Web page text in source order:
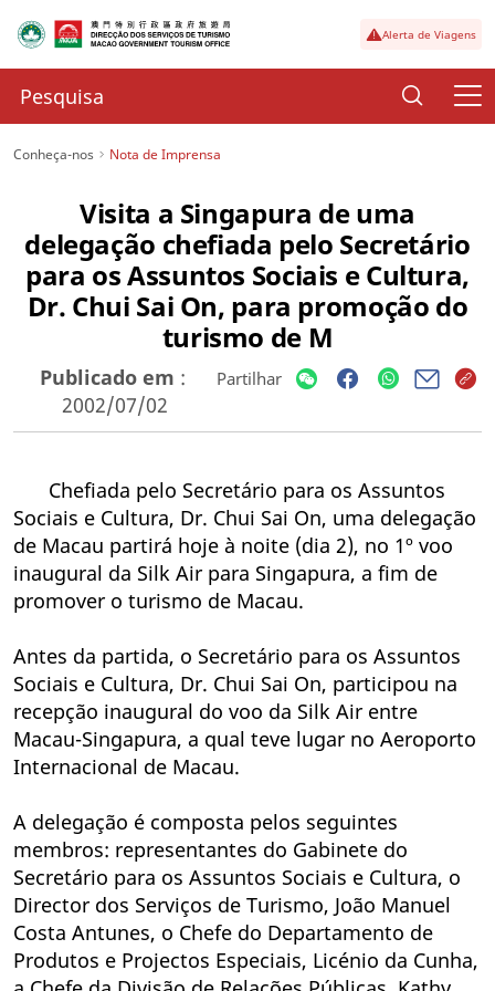
Alerta de Viagens
Conheça-nos Nota de Imprensa
Visita a Singapura de uma
delegação chefiada pelo Secretário
para os Assuntos Sociais e Cultura,
Dr. Chui Sai On, para promoção do
turismo de M
Publicado em :
2002/07/02
Partilhar
Chefiada pelo Secretário para os Assuntos
Sociais e Cultura, Dr. Chui Sai On, uma delegação
de Macau partirá hoje à noite (dia 2), no 1º voo
inaugural da Silk Air para Singapura, a fim de
promover o turismo de Macau.
Antes da partida, o Secretário para os Assuntos
Sociais e Cultura, Dr. Chui Sai On, participou na
recepção inaugural do voo da Silk Air entre
Macau-Singapura, a qual teve lugar no Aeroporto
Internacional de Macau.
A delegação é composta pelos seguintes
membros: representantes do Gabinete do
Secretário para os Assuntos Sociais e Cultura, o
Director dos Serviços de Turismo, João Manuel
Costa Antunes, o Chefe do Departamento de
Produtos e Projectos Especiais, Licénio da Cunha,